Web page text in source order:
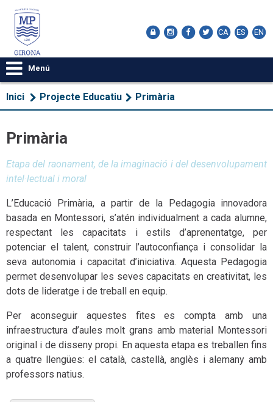
CA ES EN
Menú
Inici Projecte Educatiu Primària
Primària
Etapa del raonament, de la imaginació i del desenvolupament
intel·lectual i moral
L’Educació Primària, a partir de la Pedagogia innovadora
basada en Montessori, s’atén individualment a cada alumne,
respectant les capacitats i estils d’aprenentatge, per
potenciar el talent, construir l’autoconfiança i consolidar la
seva autonomia i capacitat d’iniciativa. Aquesta Pedagogia
permet desenvolupar les seves capacitats en creativitat, les
dots de lideratge i de treball en equip.
Per aconseguir aquestes fites es compta amb una
infraestructura d’aules molt grans amb material Montessori
original i de disseny propi. En aquesta etapa es treballen fins
a quatre llengües: el català, castellà, anglès i alemany amb
professors natius.